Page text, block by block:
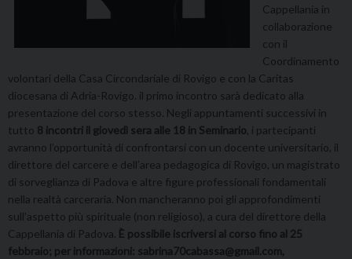
Cappellania in
collaborazione
con il
Coordinamento
volontari della Casa Circondariale di Rovigo e con la Caritas
diocesana di Adria-Rovigo. il primo incontro sarà dedicato alla
presentazione del corso stesso. Negli appuntamenti successivi in
tutto 8 incontri il giovedì sera alle 18 in Seminario , i partecipanti
avranno l’opportunità di confrontarsi con un docente universitario, il
direttore del carcere e dell’area pedagogica di Rovigo, un magistrato
di sorveglianza di Padova e altre figure professionali fondamentali
nella realtà carceraria. Non mancheranno poi gli approfondimenti
sull’aspetto più spirituale (non religioso), a cura del direttore della
Cappellania di Padova. È possibile iscriversi al corso fino al 25
febbraio; per informazioni: sabrina70cabassa@gmail.com,